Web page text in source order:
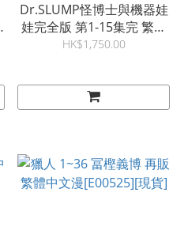
Dr.SLUMP怪博士與機器娃
娃完全版 第1-15集完 繁體
中文漫畫[現貨][E00443]
HK$1,750.00